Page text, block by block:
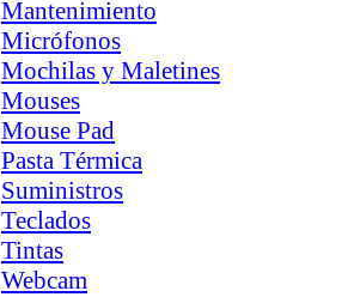
Mantenimiento
Micrófonos
Mochilas y Maletines
Mouses
Mouse Pad
Pasta Térmica
Suministros
Teclados
Tintas
Webcam